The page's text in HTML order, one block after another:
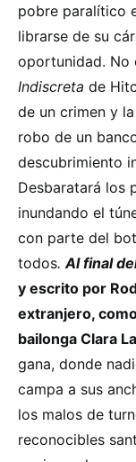
pobre paralítico
librarse de su
oportunidad. No
Indiscreta de
de un crimen y
robo de un
descubrimiento
Desbaratará los
inundando el
con parte del
todos. Al final
y escrito por
extranjero,
bailonga Clara
gana, donde
campa a sus
los malos de
reconocibles